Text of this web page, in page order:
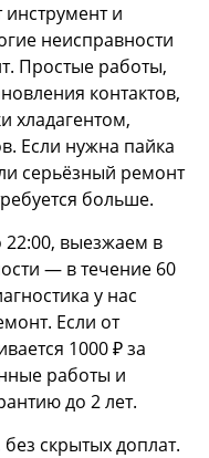
и
неисправности
Простые работы,
контактов,
хладагентом,
Если нужна пайка
серьёзный ремонт
больше.
22:00, выезжаем в
— в течение 60
у нас
Если от
1000 ₽ за
работы и
до 2 лет.
скрытых доплат.